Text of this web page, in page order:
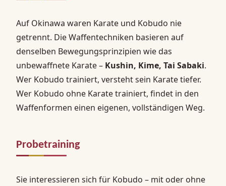
Auf Okinawa waren Karate und Kobudo nie
getrennt. Die Waffentechniken basieren auf
denselben Bewegungsprinzipien wie das
unbewaffnete Karate – Kushin, Kime, Tai Sabaki.
Wer Kobudo trainiert, versteht sein Karate tiefer.
Wer Kobudo ohne Karate trainiert, findet in den
Waffenformen einen eigenen, vollständigen Weg.
Probetraining
Sie interessieren sich für Kobudo – mit oder ohne